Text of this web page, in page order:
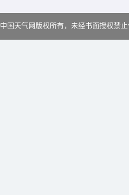
中国天气网版权所有，未经书面授权